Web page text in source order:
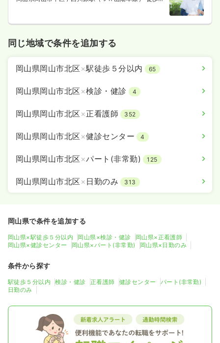
同じ地域で条件を追加する
岡山県岡山市北区 ×駅徒歩５分以内 65
岡山県岡山市北区 ×検診・健診 4
岡山県岡山市北区 ×正看護師 352
岡山県岡山市北区 ×健診センター 4
岡山県岡山市北区 ×パート(非常勤) 125
岡山県岡山市北区 × 日勤のみ 313
岡山県で条件を追加する
岡山県×駅徒歩５分以内 岡山県×検診・健診
岡山県×正看護師
岡山県×健診センター
岡山県×パート(非常勤) 岡山県×日勤のみ
条件から探す
駅徒歩５分以内 検診・健診 正看護師 健診センター
パート(非常勤)
日勤のみ